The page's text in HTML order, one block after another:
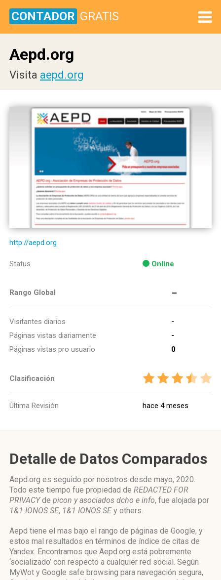
CONTADOR GRATIS
Aepd.org
Visita aepd.org
http://aepd.org
Status Online
Rango Global -
Visitantes diarios
-
Páginas vistas diariamente
-
Páginas vistas pro usuario
0
Clasificación
Última Revisión hace 4 meses
Detalle de Datos Comparados
Aepd.org es seguido por nosotros desde mayo, 2020.
Todo este tiempo fue propiedad de REDACTED FOR
PRIVACYde picon y asociados dcho e info, fue alojada por
1&1 IONOS SE, 1&1 IONOS SEy others.
Aepd tiene el mas bajo el rango de páginas de Google, y
estos mal resultados en términos de índice de citas de
Yandex. Encontramos que Aepd.org está pobremente
‘socializado’ con respecto a cualquier red social. Según
MyWot y Google safe browsing para navegación segura,